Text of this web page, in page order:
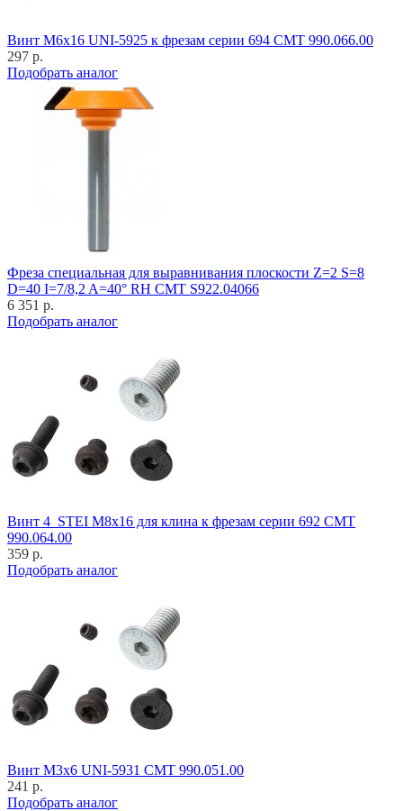
Винт M6x16 UNI-5925 к фрезам серии 694 CMT 990.066.00
297 р.
Подобрать аналог
Фреза специальная для выравнивания плоскости Z=2 S=8
D=40 I=7/8,2 A=40° RH CMT S922.04066
6 351 р.
Подобрать аналог
Винт 4_STEI M8x16 для клина к фрезам серии 692 CMT
990.064.00
359 р.
Подобрать аналог
Винт M3x6 UNI-5931 CMT 990.051.00
241 р.
Подобрать аналог